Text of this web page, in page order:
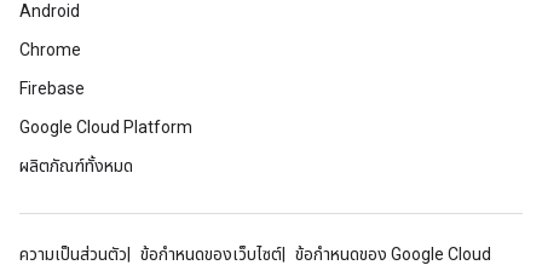
Android
Chrome
Firebase
Google Cloud Platform
ผลิตภัณฑ์ทั้งหมด
ความเป็นส่วนตัว ข้อกำหนดของเว็บไซต์ ข้อกำหนดของ Google Cloud